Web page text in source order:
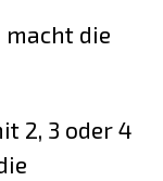
die
2, 3 oder 4